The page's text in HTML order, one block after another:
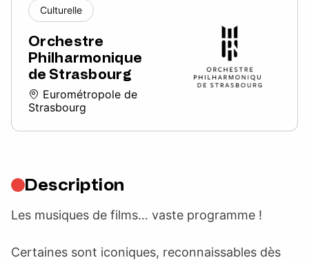
Culturelle
Orchestre
Philharmonique
de Strasbourg
Eurométropole de
Strasbourg
Description
Les musiques de films… vaste programme !
Certaines sont iconiques, reconnaissables dès